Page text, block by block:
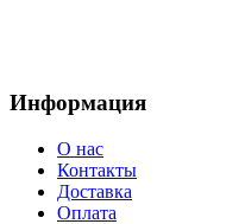
Информация
О нас
Контакты
Доставка
Оплата